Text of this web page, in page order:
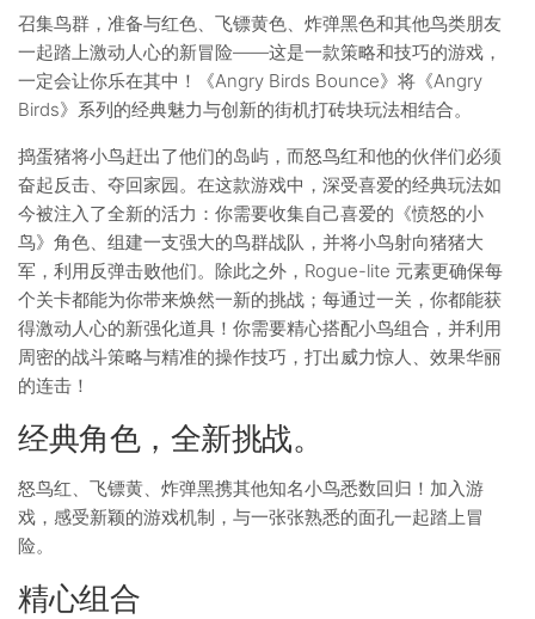
召集鸟群，准备与红色、飞镖黄色、炸弹黑色和其他鸟类朋友
一起踏上激动人心的新冒险——这是一款策略和技巧的游戏，
一定会让你乐在其中！《Angry Birds Bounce》将《Angry
Birds》系列的经典魅力与创新的街机打砖块玩法相结合。
捣蛋猪将小鸟赶出了他们的岛屿，而怒鸟红和他的伙伴们必须
奋起反击、夺回家园。在这款游戏中，深受喜爱的经典玩法如
今被注入了全新的活力：你需要收集自己喜爱的《愤怒的小
鸟》角色、组建一支强大的鸟群战队，并将小鸟射向猪猪大
军，利用反弹击败他们。除此之外，Rogue-lite 元素更确保每
个关卡都能为你带来焕然一新的挑战；每通过一关，你都能获
得激动人心的新强化道具！你需要精心搭配小鸟组合，并利用
周密的战斗策略与精准的操作技巧，打出威力惊人、效果华丽
的连击！
经典角色，全新挑战。
怒鸟红、飞镖黄、炸弹黑携其他知名小鸟悉数回归！加入游
戏，感受新颖的游戏机制，与一张张熟悉的面孔一起踏上冒
险。
精心组合